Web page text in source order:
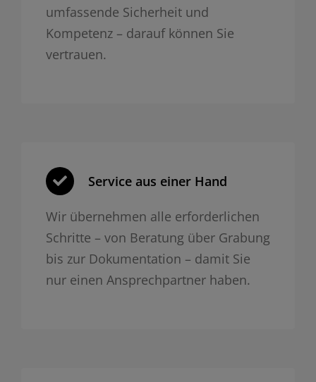
umfassende Sicherheit und
Kompetenz – darauf können Sie
vertrauen.
Service aus einer Hand
Wir übernehmen alle erforderlichen
Schritte – von Beratung über Grabung
bis zur Dokumentation – damit Sie
nur einen Ansprechpartner haben.